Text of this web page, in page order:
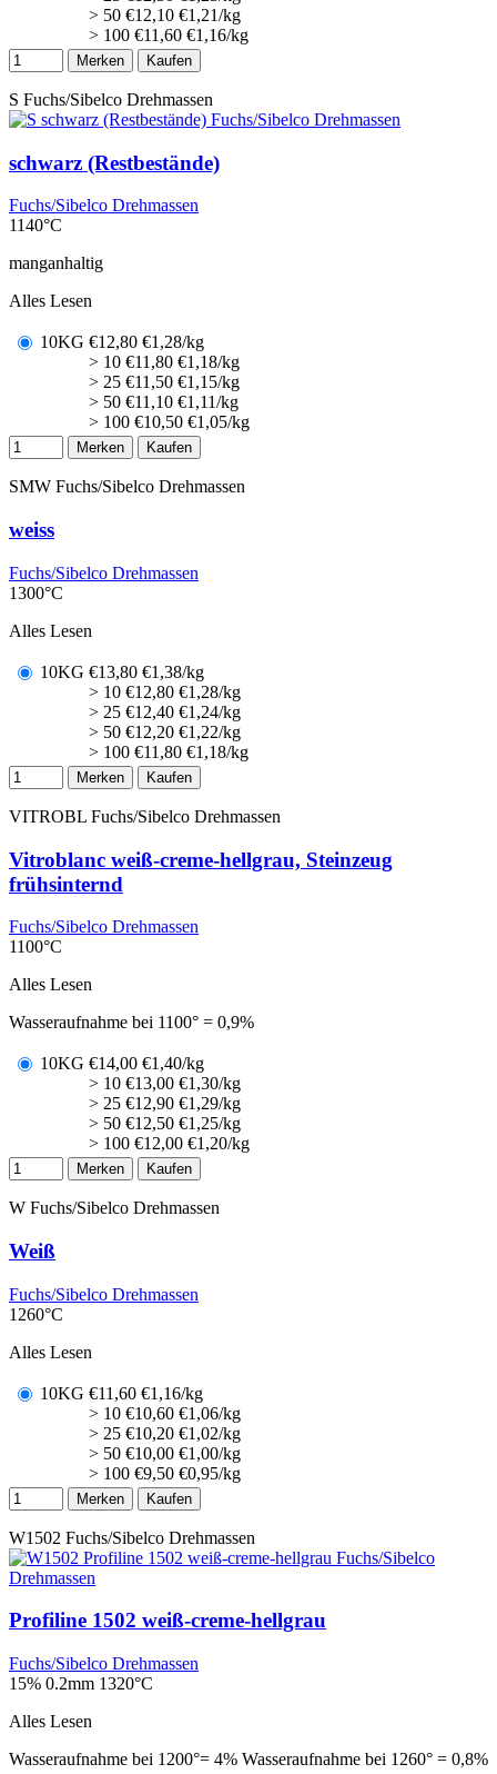
> 50 €12,10 €1,21/kg
> 100 €11,60 €1,16/kg
Merken Kaufen
S Fuchs/Sibelco Drehmassen
schwarz (Restbestände)
Fuchs/Sibelco Drehmassen
1140°C
manganhaltig
Alles Lesen
10KG €12,80 €1,28/kg
> 10 €11,80 €1,18/kg
> 25 €11,50 €1,15/kg
> 50 €11,10 €1,11/kg
> 100 €10,50 €1,05/kg
Merken Kaufen
SMW Fuchs/Sibelco Drehmassen
weiss
Fuchs/Sibelco Drehmassen
1300°C
Alles Lesen
10KG €13,80 €1,38/kg
> 10 €12,80 €1,28/kg
> 25 €12,40 €1,24/kg
> 50 €12,20 €1,22/kg
> 100 €11,80 €1,18/kg
Merken Kaufen
VITROBL Fuchs/Sibelco Drehmassen
Vitroblanc weiß-creme-hellgrau, Steinzeug
frühsinternd
Fuchs/Sibelco Drehmassen
1100°C
Alles Lesen
Wasseraufnahme bei 1100° = 0,9%
10KG €14,00 €1,40/kg
> 10 €13,00 €1,30/kg
> 25 €12,90 €1,29/kg
> 50 €12,50 €1,25/kg
> 100 €12,00 €1,20/kg
Merken Kaufen
W Fuchs/Sibelco Drehmassen
Weiß
Fuchs/Sibelco Drehmassen
1260°C
Alles Lesen
10KG €11,60 €1,16/kg
> 10 €10,60 €1,06/kg
> 25 €10,20 €1,02/kg
> 50 €10,00 €1,00/kg
> 100 €9,50 €0,95/kg
Merken Kaufen
W1502 Fuchs/Sibelco Drehmassen
Profiline 1502 weiß-creme-hellgrau
Fuchs/Sibelco Drehmassen
15% 0.2mm 1320°C
Alles Lesen
Wasseraufnahme bei 1200°= 4% Wasseraufnahme bei 1260° = 0,8%